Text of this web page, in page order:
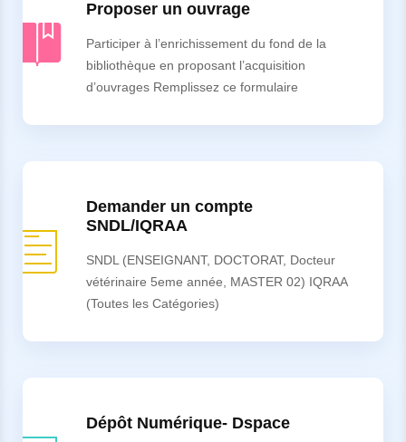
Proposer un ouvrage
Participer à l’enrichissement du fond de la
bibliothèque en proposant l’acquisition
d’ouvrages Remplissez ce formulaire
Demander un compte
SNDL/IQRAA
SNDL (ENSEIGNANT, DOCTORAT, Docteur
vétérinaire 5eme année, MASTER 02) IQRAA
(Toutes les Catégories)
Dépôt Numérique- Dspace